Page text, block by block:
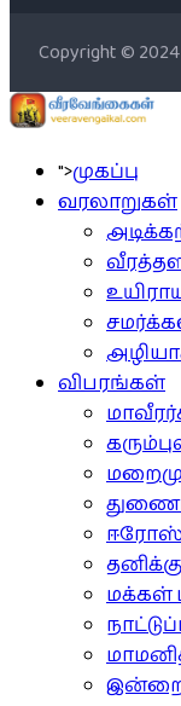
Copyright ©
">முகப்பு
வரலாறுகள்
விபரங்கள்
ஈரோஸ்
மக்கள்